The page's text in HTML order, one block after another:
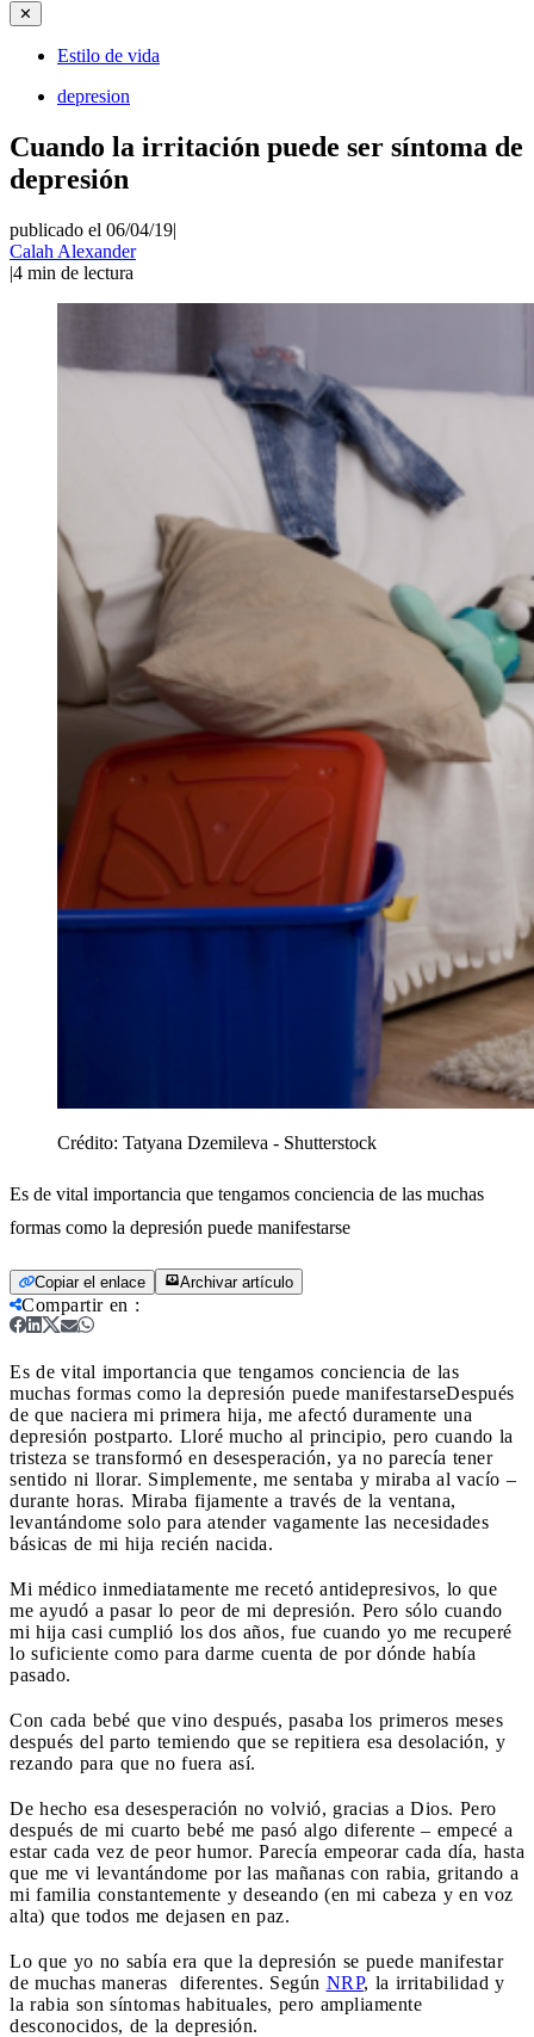
✕
Estilo de vida
depresion
Cuando la irritación puede ser síntoma de
depresión
publicado el 06/04/19|
Calah Alexander
|4 min de lectura
Crédito: Tatyana Dzemileva - Shutterstock
Es de vital importancia que tengamos conciencia de las muchas
formas como la depresión puede manifestarse
Copiar el enlace Archivar artículo
Compartir en :
Es de vital importancia que tengamos conciencia de las
muchas formas como la depresión puede manifestarseDespués
de que naciera mi primera hija, me afectó duramente una
depresión postparto. Lloré mucho al principio, pero cuando la
tristeza se transformó en desesperación, ya no parecía tener
sentido ni llorar. Simplemente, me sentaba y miraba al vacío –
durante horas. Miraba fijamente a través de la ventana,
levantándome solo para atender vagamente las necesidades
básicas de mi hija recién nacida.
Mi médico inmediatamente me recetó antidepresivos, lo que
me ayudó a pasar lo peor de mi depresión. Pero sólo cuando
mi hija casi cumplió los dos años, fue cuando yo me recuperé
lo suficiente como para darme cuenta de por dónde había
pasado.
Con cada bebé que vino después, pasaba los primeros meses
después del parto temiendo que se repitiera esa desolación, y
rezando para que no fuera así.
De hecho esa desesperación no volvió, gracias a Dios. Pero
después de mi cuarto bebé me pasó algo diferente – empecé a
estar cada vez de peor humor. Parecía empeorar cada día, hasta
que me vi levantándome por las mañanas con rabia, gritando a
mi familia constantemente y deseando (en mi cabeza y en voz
alta) que todos me dejasen en paz.
Lo que yo no sabía era que la depresión se puede manifestar
de muchas maneras diferentes. Según NRP, la irritabilidad y
la rabia son síntomas habituales, pero ampliamente
desconocidos, de la depresión.